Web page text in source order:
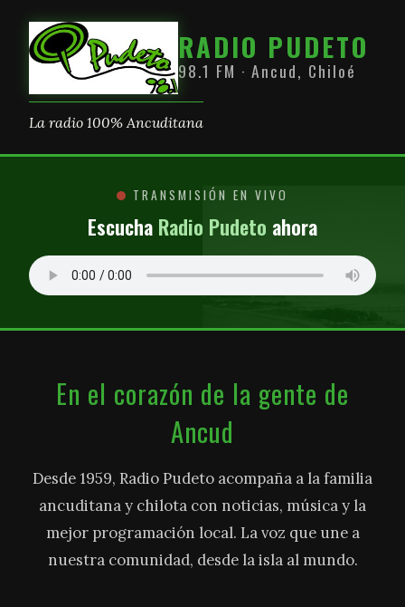
RADIO PUDETO
98.1 FM · Ancud, Chiloé
La radio 100% Ancuditana
TRANSMISIÓN EN VIVO
Escucha Radio Pudeto ahora
En el corazón de la gente de
Ancud
Desde 1959, Radio Pudeto acompaña a la familia
ancuditana y chilota con noticias, música y la
mejor programación local. La voz que une a
nuestra comunidad, desde la isla al mundo.